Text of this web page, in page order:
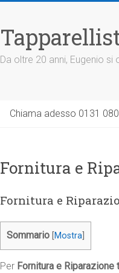
Da oltre 20 anni, Eugenio
Chiama adesso 0131
Fornitura e
Fornitura e
Sommario Mostra
Per Fornitura e